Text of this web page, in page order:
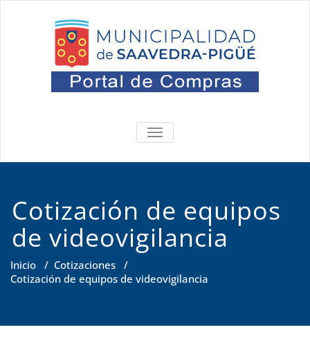
Portal
Oficina de Compras
ALTERNAR
NAVEGACIÓN
Cotización de equipos
de videovigilancia
Inicio / Cotizaciones /
Cotización de equipos de videovigilancia